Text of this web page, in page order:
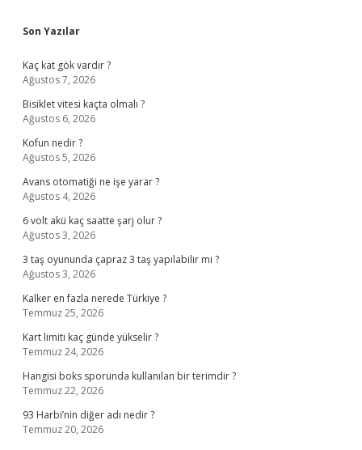
Sidebar
Son Yazılar
Kaç kat gök vardır ?
Ağustos 7, 2026
Bisiklet vitesi kaçta olmalı ?
Ağustos 6, 2026
Kofun nedir ?
Ağustos 5, 2026
Avans otomatiği ne işe yarar ?
Ağustos 4, 2026
6 volt akü kaç saatte şarj olur ?
Ağustos 3, 2026
3 taş oyununda çapraz 3 taş yapılabilir mi ?
Ağustos 3, 2026
Kalker en fazla nerede Türkiye ?
Temmuz 25, 2026
Kart limiti kaç günde yükselir ?
Temmuz 24, 2026
Hangisi boks sporunda kullanılan bir terimdir ?
Temmuz 22, 2026
93 Harbi’nin diğer adı nedir ?
Temmuz 20, 2026